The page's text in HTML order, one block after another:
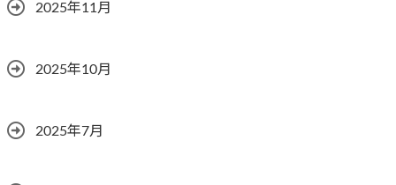
2025年11月
2025年10月
2025年7月